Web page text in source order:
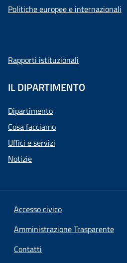
Politiche europee e internazionali
Rapporti istituzionali
IL DIPARTIMENTO
Dipartimento
Cosa facciamo
Uffici e servizi
Notizie
Accesso civico
Amministrazione Trasparente
Contatti